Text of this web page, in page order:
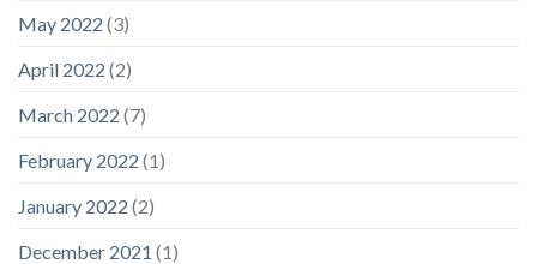
May 2022 (3)
April 2022 (2)
March 2022 (7)
February 2022 (1)
January 2022 (2)
December 2021 (1)